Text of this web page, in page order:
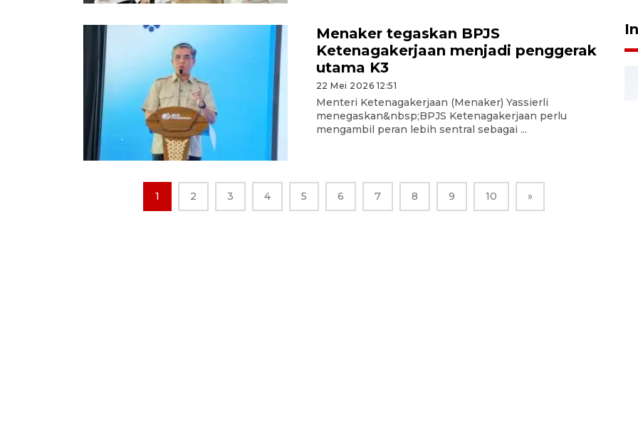
Menaker tegaskan BPJS
Ketenagakerjaan menjadi penggerak
utama K3
22 Mei 2026 12:51
Menteri Ketenagakerjaan (Menaker) Yassierli
menegaskan&nbsp;BPJS Ketenagakerjaan perlu
mengambil peran lebih sentral sebagai ...
1 2 3 4 5 6 7 8 9 10 »